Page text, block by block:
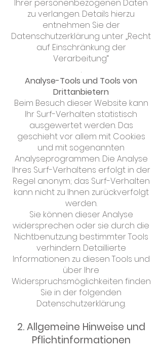
Ihrer personenbezogenen Daten
zu verlangen. Details hierzu
entnehmen Sie der
Datenschutzerklärung unter „Recht
auf Einschränkung der
Verarbeitung“
.
Analyse-Tools und Tools von
Drittanbietern
Beim Besuch dieser Website kann
Ihr Surf-Verhalten statistisch
ausgewertet werden. Das
geschieht vor allem mit Cookies
und mit sogenannten
Analyseprogrammen. Die Analyse
Ihres Surf-Verhaltens erfolgt in der
Regel anonym; das Surf-Verhalten
kann nicht zu Ihnen zurückverfolgt
werden.
Sie können dieser Analyse
widersprechen oder sie durch die
Nichtbenutzung bestimmter Tools
verhindern. Detaillierte
Informationen zu diesen Tools und
über Ihre
Widerspruchsmöglichkeiten finden
Sie in der folgenden
Datenschutzerklärung.
2. Allgemeine Hinweise und
Pflichtinformationen